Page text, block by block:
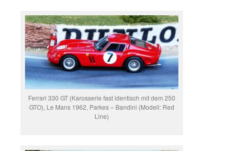
Ferrari 330 GT (Karosserie fast identisch mit dem 250
GTO), Le Mans 1962, Parkes – Bandini (Modell: Red
Line)